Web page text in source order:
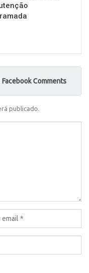
Facebook Comments
publicado.